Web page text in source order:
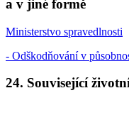
a v jiné formě
Ministerstvo spravedlnosti
- Odškodňování v
24. Související